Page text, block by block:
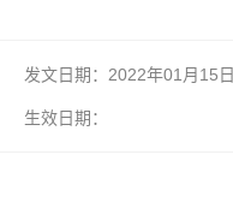
发文日期：2022年01月15日
生效日期：